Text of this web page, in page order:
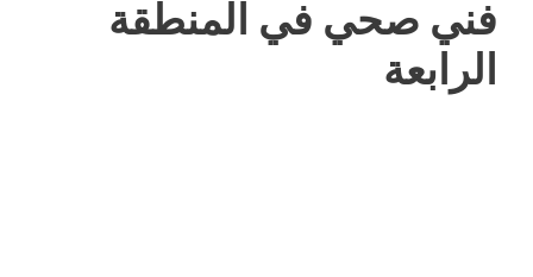
فني صحي في المنطقة
الرابعة